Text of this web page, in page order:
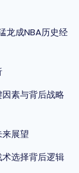
龙成NBA历史经
素与背后战略
展望
选择背后逻辑